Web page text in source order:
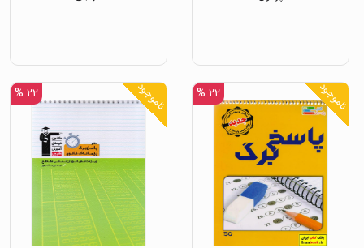
ناموجود ۲۲ % ناموجود ۲۲ %